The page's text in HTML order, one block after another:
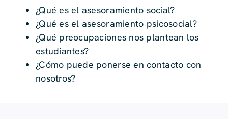
¿Qué es el asesoramiento social?
¿Qué es el asesoramiento psicosocial?
¿Qué preocupaciones nos plantean los
estudiantes?
¿Cómo puede ponerse en contacto con
nosotros?